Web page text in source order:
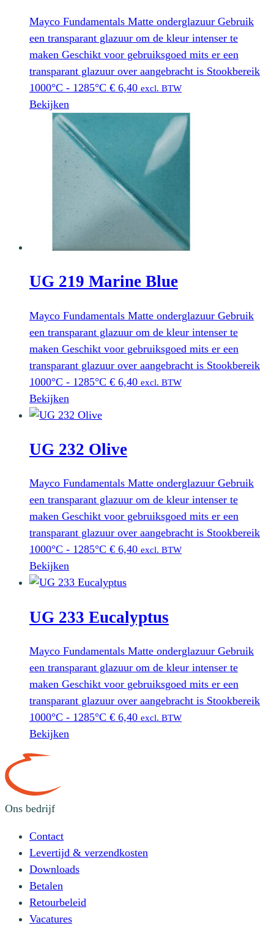
Mayco Fundamentals Matte onderglazuur Gebruik
een transparant glazuur om de kleur intenser te
maken Geschikt voor gebruiksgoed mits er een
transparant glazuur over aangebracht is Stookbereik
1000°C - 1285°C € 6,40 excl. BTW
Bekijken
UG 219 Marine Blue
Mayco Fundamentals Matte onderglazuur Gebruik
een transparant glazuur om de kleur intenser te
maken Geschikt voor gebruiksgoed mits er een
transparant glazuur over aangebracht is Stookbereik
1000°C - 1285°C € 6,40 excl. BTW
Bekijken
UG 232 Olive
Mayco Fundamentals Matte onderglazuur Gebruik
een transparant glazuur om de kleur intenser te
maken Geschikt voor gebruiksgoed mits er een
transparant glazuur over aangebracht is Stookbereik
1000°C - 1285°C € 6,40 excl. BTW
Bekijken
UG 233 Eucalyptus
Mayco Fundamentals Matte onderglazuur Gebruik
een transparant glazuur om de kleur intenser te
maken Geschikt voor gebruiksgoed mits er een
transparant glazuur over aangebracht is Stookbereik
1000°C - 1285°C € 6,40 excl. BTW
Bekijken
Ons bedrijf
Contact
Levertijd & verzendkosten
Downloads
Betalen
Retourbeleid
Vacatures